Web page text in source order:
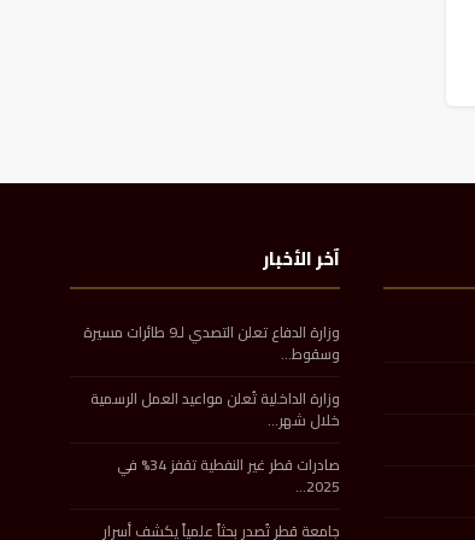
آخر الأخبار
وزارة الدفاع تعلن التصدي لـ9 طائرات مسيرة
وسقوط…
وزارة الداخلية تُعلن مواعيد العمل الرسمية
خلال شهر…
صادرات قطر غير النفطية تقفز 34% في
2025…
جامعة قطر تُصدر بحثاً علمياً يكشف أسرار